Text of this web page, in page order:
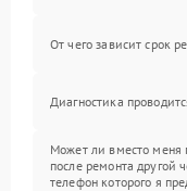
От чего зависит срок
Диагностика
Может ли вместо меня
после ремонта другой
телефон которого я